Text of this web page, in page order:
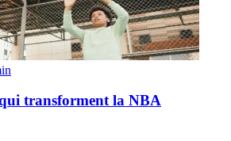
transforment la NBA